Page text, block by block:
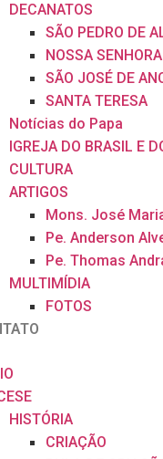
DECANATOS
SÃO PEDRO DE
NOSSA
SÃO JOSÉ DE
SANTA TERESA
Notícias do Papa
IGREJA DO BRASIL E
CULTURA
ARTIGOS
Mons. José
Pe. Anderson
Pe. Thomas
MULTIMÍDIA
FOTOS
HISTÓRIA
CRIAÇÃO